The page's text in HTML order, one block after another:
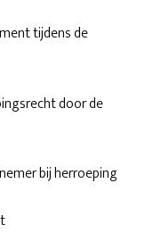
tijdens de
door de
bij herroeping